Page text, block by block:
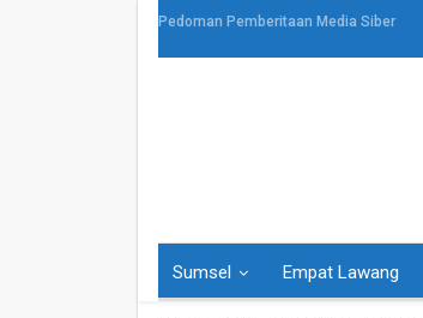
Pedoman Pemberitaan Media Siber
Sumsel Empat Lawang